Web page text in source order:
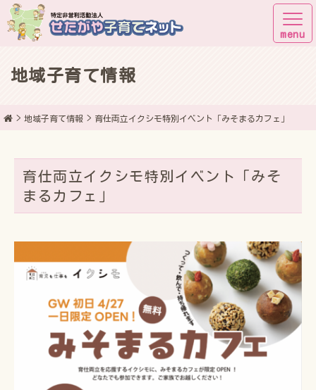
地域子育て情報
地域子育て情報 育仕両立イクシモ特別イベント「みそまるカフェ」
育仕両立イクシモ特別イベント「みそ
まるカフェ」